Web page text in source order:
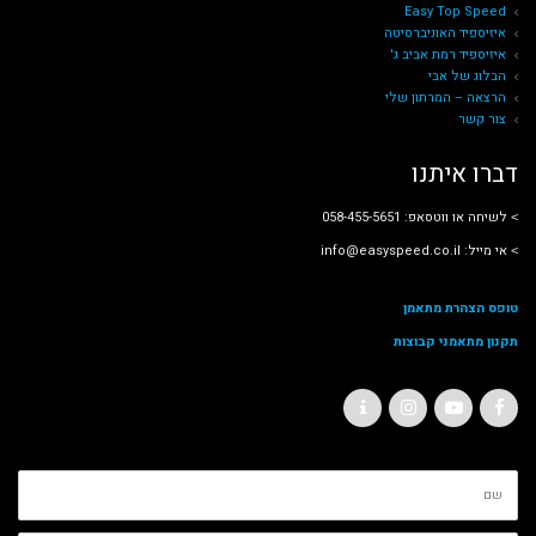
Easy Top Speed
איזיספיד האוניברסיטה
איזיספיד רמת אביב ג'
הבלוג של אבי
הרצאה – המרתון שלי
צור קשר
דברו איתנו
˂ לשיחה או ווטסאפ: 058-455-5651
˂ אי מייל: info@easyspeed.co.il
טופס הצהרת מתאמן
תקנון מתאמני קבוצות
b
u
a
a
ש
ל
א